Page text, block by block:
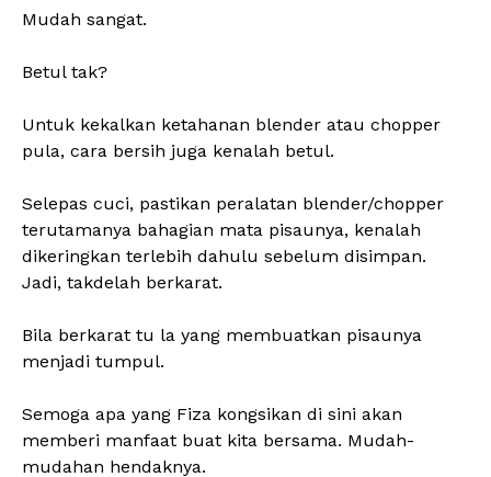
Mudah sangat.
Betul tak?
Untuk kekalkan ketahanan blender atau chopper
pula, cara bersih juga kenalah betul.
Selepas cuci, pastikan peralatan blender/chopper
terutamanya bahagian mata pisaunya, kenalah
dikeringkan terlebih dahulu sebelum disimpan.
Jadi, takdelah berkarat.
Bila berkarat tu la yang membuatkan pisaunya
menjadi tumpul.
Semoga apa yang Fiza kongsikan di sini akan
memberi manfaat buat kita bersama. Mudah-
mudahan hendaknya.